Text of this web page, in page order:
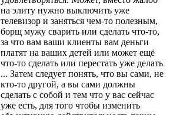
на элиту нужно выключить уже
телевизор и заняться чем-то полезным,
борщ мужу сварить или сделать что-то,
за что вам ваши клиенты вам деньги
платят на ваших детей или может ещё
что-то сделать или перестать уже делать
... Затем следует понять, что вы сами, не
кто-то другой, а вы сами должны
сделать с собой и тем что у вас сейчас
уже есть, для того чтобы изменить